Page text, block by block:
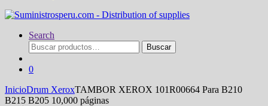
Search
Buscar
por:
Buscar
0
InicioDrum XeroxTAMBOR XEROX 101R00664 Para B210
B215 B205 10,000 páginas